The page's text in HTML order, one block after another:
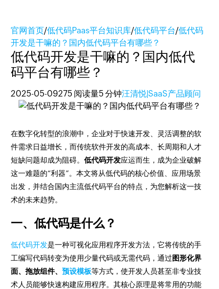
官网首页/低代码Paas平台知识库/低代码平台/低代码
开发是干嘛的？国内低代码平台有哪些？
低代码开发是干嘛的？国内低代
码平台有哪些？
2025-05-09275 阅读量5 分钟汪清悦|SaaS产品顾问
在数字化转型的浪潮中，企业对于快速开发、灵活调整的软
件需求日益增长，而传统软件开发的高成本、长周期和人才
短缺问题却成为阻碍。低代码开发应运而生，成为企业破解
这一难题的“利器”。本文将从低代码的核心价值、应用场景
出发，并结合国内主流低代码平台的特点，为您解析这一技
术的未来趋势。
一、低代码是什么？
低代码开发是一种可视化应用程序开发方法，它将传统的手
工编写代码转变为使用少量代码或无需代码，通过图形化界
面、拖放组件、预设模板等方式，使开发人员甚至非专业技
术人员能够快速构建应用程序。其核心原理是将常用的功能